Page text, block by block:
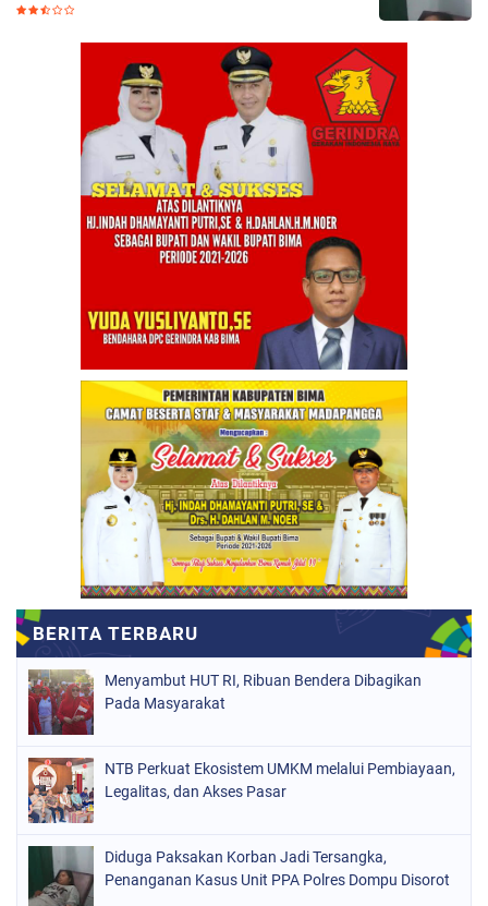
Menyambut HUT RI, Ribuan Bendera Dibagikan
Pada Masyarakat
NTB Perkuat Ekosistem UMKM melalui Pembiayaan,
Legalitas, dan Akses Pasar
Diduga Paksakan Korban Jadi Tersangka,
Penanganan Kasus Unit PPA Polres Dompu Disorot